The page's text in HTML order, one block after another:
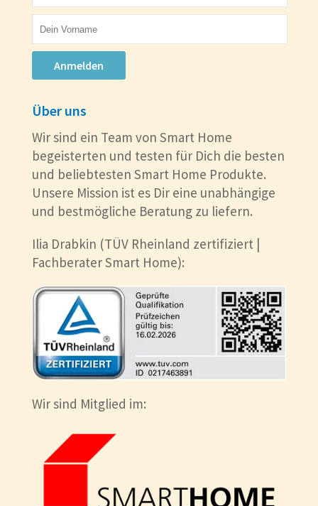
Anmelden
Über uns
Wir sind ein Team von Smart Home
begeisterten und testen für Dich die besten
und beliebtesten Smart Home Produkte.
Unsere Mission ist es Dir eine unabhängige
und bestmögliche Beratung zu liefern.
Ilia Drabkin (TÜV Rheinland zertifiziert |
Fachberater Smart Home):
Wir sind Mitglied im: